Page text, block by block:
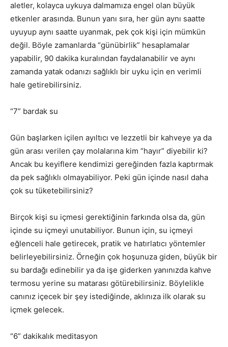
aletler, kolayca uykuya dalmamıza engel olan büyük
etkenler arasında. Bunun yanı sıra, her gün aynı saatte
uyuyup aynı saatte uyanmak, pek çok kişi için mümkün
değil. Böyle zamanlarda “günübirlik” hesaplamalar
yapabilir, 90 dakika kuralından faydalanabilir ve aynı
zamanda yatak odanızı sağlıklı bir uyku için en verimli
hale getirebilirsiniz.
“7” bardak su
Gün başlarken içilen ayıltıcı ve lezzetli bir kahveye ya da
gün arası verilen çay molalarına kim “hayır” diyebilir ki?
Ancak bu keyiflere kendimizi gereğinden fazla kaptırmak
da pek sağlıklı olmayabiliyor. Peki gün içinde nasıl daha
çok su tüketebilirsiniz?
Birçok kişi su içmesi gerektiğinin farkında olsa da, gün
içinde su içmeyi unutabiliyor. Bunun için, su içmeyi
eğlenceli hale getirecek, pratik ve hatırlatıcı yöntemler
belirleyebilirsiniz. Örneğin çok hoşunuza giden, büyük bir
su bardağı edinebilir ya da işe giderken yanınızda kahve
termosu yerine su matarası götürebilirsiniz. Böylelikle
canınız içecek bir şey istediğinde, aklınıza ilk olarak su
içmek gelecek.
“6” dakikalık meditasyon